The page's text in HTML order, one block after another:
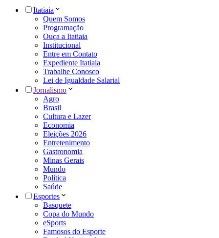
Itatiaia
Quem Somos
Programação
Ouça a Itatiaia
Institucional
Entre em Contato
Expediente Itatiaia
Trabalhe Conosco
Lei de Igualdade Salarial
Jornalismo
Agro
Brasil
Cultura e Lazer
Economia
Eleições 2026
Entretenimento
Gastronomia
Minas Gerais
Mundo
Política
Saúde
Esportes
Basquete
Copa do Mundo
eSports
Famosos do Esporte